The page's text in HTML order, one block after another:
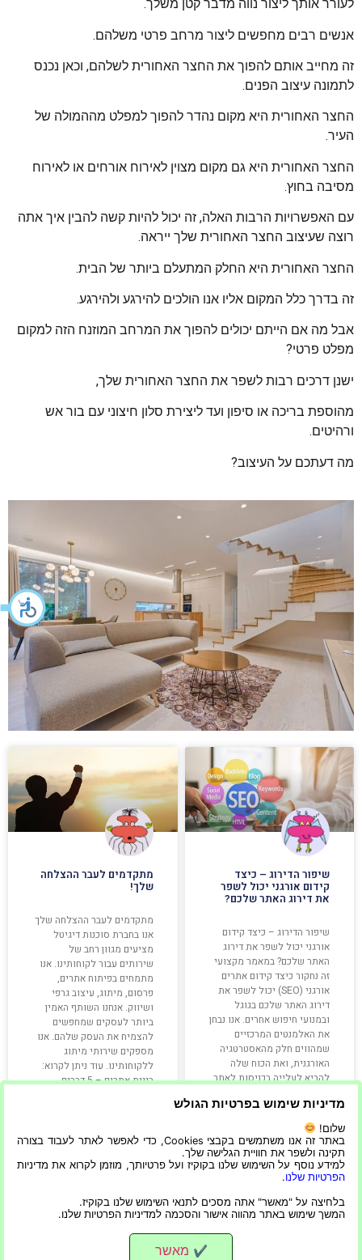
לעורר אותך ליצור נווה מדבר קטן משלך.
אנשים רבים מחפשים ליצור מרחב פרטי משלהם.
זה מחייב אותם להפוך את החצר האחורית לשלהם, וכאן נכנס
לתמונה עיצוב הפנים.
החצר האחורית היא מקום נהדר להפוך למפלט מההמולה של
העיר.
החצר האחורית היא גם מקום מצוין לאירוח אורחים או לאירוח
מסיבה בחוץ.
עם האפשרויות הרבות האלה, זה יכול להיות קשה להבין איך אתה
רוצה שעיצוב החצר האחורית שלך ייראה.
החצר האחורית היא החלק המתעלם ביותר של הבית.
זה בדרך כלל המקום אליו אנו הולכים להירגע ולהירגע.
אבל מה אם הייתם יכולים להפוך את המרחב המוזנח הזה למקום
מפלט פרטי?
ישנן דרכים רבות לשפר את החצר האחורית שלך,
מהוספת בריכה או סיפון ועד ליצירת סלון חיצוני עם בור אש
ורהיטים.
מה דעתכם על העיצוב?
שיפור הדירוג – כיצד
קידום אורגני יכול לשפר
את דירוג האתר שלכם?
שיפור הדירוג – כיצד קידום
אורגני יכול לשפר את דירוג
האתר שלכם? במאמר מקצועי
זה נחקור כיצד קידום אתרים
אורגני (SEO) יכול לשפר את
דירוג האתר שלכם בגוגל
ובמנועי חיפוש אחרים. אנו נבחן
את האלמנטים המרכזיים
שמהווים חלק מהאסטרטגיה
האורגנית, ואת הכוח שלה
להביא לעלייה בכניסות לאתר
קרא עוד »
20/07/2025
מתקדמים לעבר ההצלחה
שלך!
מתקדמים לעבר ההצלחה שלך
אנו בחברת סוכנות דיגיטל
מציעים מגוון רחב של
שירותים עבור לקוחותינו. אנו
מתמחים בפיתוח אתרים,
פרסום, מיתוג, עיצוב גרפי
ושיווק. אנחנו השותף האמין
ביותר לעסקים שמחפשים
להצמיח את העסק שלהם. אנו
מספקים שירותי מיתוג
ללקוחותינו. עוד ניתן לקרוא:
בניית אתרים – 5 דברים
קרא עוד »
מדיניות שימוש בפרטיות הגולש
שלום!
באתר זה אנו משתמשים בקבצי Cookies, כדי לאפשר לאתר לעבוד בצורה
תקינה ולשפר את חוויית הגלישה שלך.
למידע נוסף על השימוש שלנו בקוקיז ועל פרטיותך, מוזמן לקרוא את מדיניות
הפרטיות שלנו.
בלחיצה על "מאשר" אתה מסכים לתנאי השימוש שלנו בקוקיז.
המשך שימוש באתר מהווה אישור והסכמה למדיניות הפרטיות שלנו.
✔ מאשר